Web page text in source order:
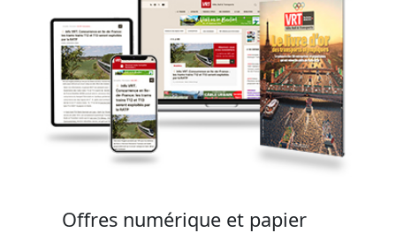
Offres numérique et papier